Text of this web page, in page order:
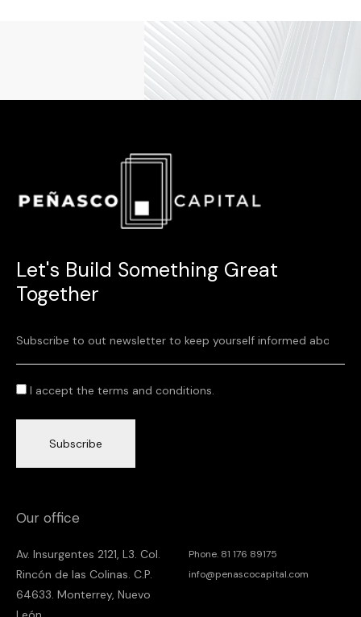
Let's Build Something Great
Together
I accept the terms and conditions.
Subscribe
Our office
Av. Insurgentes 2121, L3. Col.
Rincón de las Colinas. C.P.
64633. Monterrey, Nuevo
Phone. 81 176 89175
info@penascocapital.com